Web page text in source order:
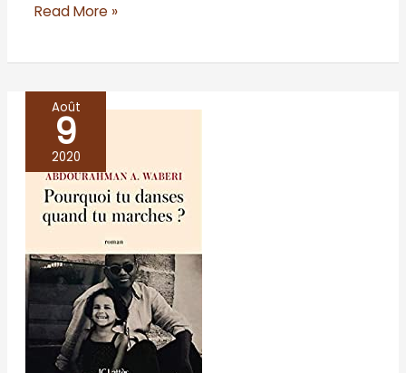
Read More »
Août
9
2020
Pourquoi
danses
quand
tu
marches
–
Abdourahman